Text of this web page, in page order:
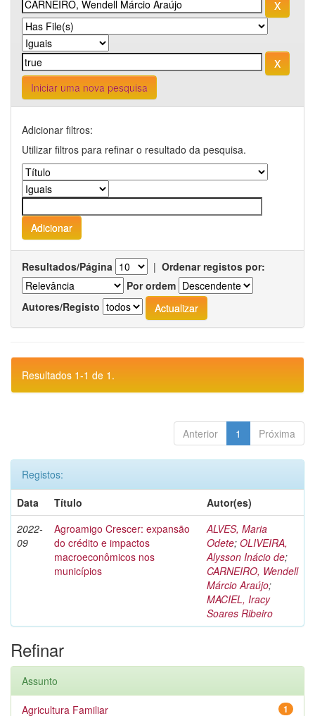
Iniciar uma nova pesquisa
Adicionar filtros:
Utilizar filtros para refinar o resultado da pesquisa.
Resultados/Página | Ordenar registos por:
Por ordem
Autores/Registo
Resultados 1-1 de 1.
Anterior 1 Próxima
Registos:
Data
Título
Autor(es)
2022-
09
Agroamigo Crescer: expansão
do crédito e impactos
macroeconômicos nos
municípios
ALVES, Maria
Odete; OLIVEIRA,
Alysson Inácio de;
CARNEIRO, Wendell
Márcio Araújo;
MACIEL, Iracy
Soares Ribeiro
Refinar
Assunto
1
Agricultura Familiar